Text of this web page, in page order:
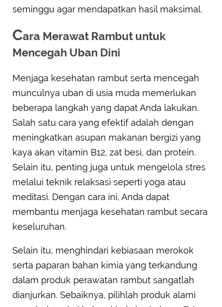
seminggu agar mendapatkan hasil maksimal.
Cara Merawat Rambut untuk
Mencegah Uban Dini
Menjaga kesehatan rambut serta mencegah
munculnya uban di usia muda memerlukan
beberapa langkah yang dapat Anda lakukan.
Salah satu cara yang efektif adalah dengan
meningkatkan asupan makanan bergizi yang
kaya akan vitamin B12, zat besi, dan protein.
Selain itu, penting juga untuk mengelola stres
melalui teknik relaksasi seperti yoga atau
meditasi. Dengan cara ini, Anda dapat
membantu menjaga kesehatan rambut secara
keseluruhan.
Selain itu, menghindari kebiasaan merokok
serta paparan bahan kimia yang terkandung
dalam produk perawatan rambut sangatlah
dianjurkan. Sebaiknya, pilihlah produk alami